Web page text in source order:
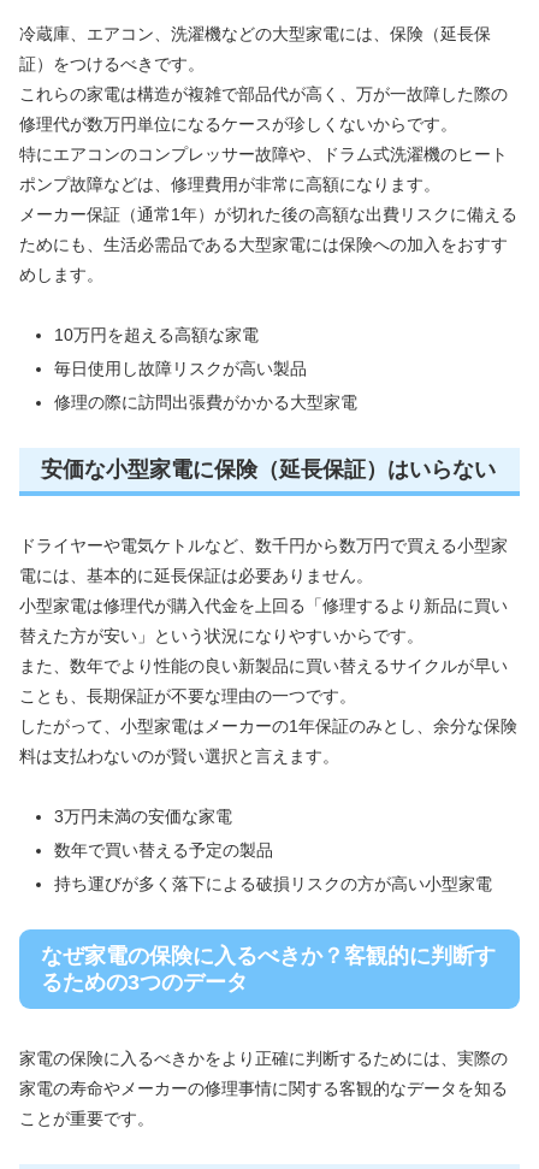
冷蔵庫、エアコン、洗濯機などの大型家電には、保険（延長保
証）をつけるべきです。
これらの家電は構造が複雑で部品代が高く、万が一故障した際の
修理代が数万円単位になるケースが珍しくないからです。
特にエアコンのコンプレッサー故障や、ドラム式洗濯機のヒート
ポンプ故障などは、修理費用が非常に高額になります。
メーカー保証（通常1年）が切れた後の高額な出費リスクに備える
ためにも、生活必需品である大型家電には保険への加入をおすす
めします。
10万円を超える高額な家電
毎日使用し故障リスクが高い製品
修理の際に訪問出張費がかかる大型家電
安価な小型家電に保険（延長保証）はいらない
ドライヤーや電気ケトルなど、数千円から数万円で買える小型家
電には、基本的に延長保証は必要ありません。
小型家電は修理代が購入代金を上回る「修理するより新品に買い
替えた方が安い」という状況になりやすいからです。
また、数年でより性能の良い新製品に買い替えるサイクルが早い
ことも、長期保証が不要な理由の一つです。
したがって、小型家電はメーカーの1年保証のみとし、余分な保険
料は支払わないのが賢い選択と言えます。
3万円未満の安価な家電
数年で買い替える予定の製品
持ち運びが多く落下による破損リスクの方が高い小型家電
なぜ家電の保険に入るべきか？客観的に判断す
るための3つのデータ
家電の保険に入るべきかをより正確に判断するためには、実際の
家電の寿命やメーカーの修理事情に関する客観的なデータを知る
ことが重要です。